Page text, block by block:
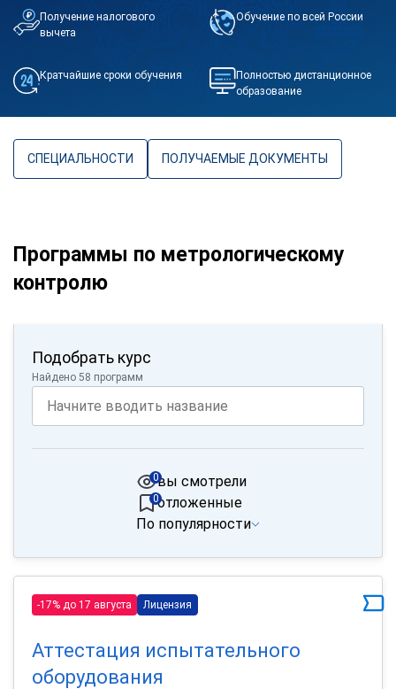
Получение налогового
вычета
Обучение по всей России
Кратчайшие сроки обучения
Полностью дистанционное
образование
СПЕЦИАЛЬНОСТИ ПОЛУЧАЕМЫЕ ДОКУМЕНТЫ
Программы по метрологическому
контролю
Подобрать курс
Найдено 58 программ
вы смотрели
0
отложенные
0
По популярности
-17% до 17 августа Лицензия
Аттестация испытательного
оборудования